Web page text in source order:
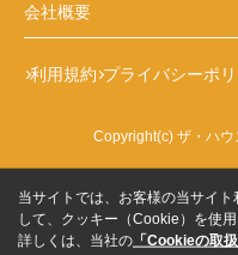
会社概要
利用規約 プライバシーポ
Copyright(c) ザ・ハ
当サイトでは、お客様の当サイ
して、クッキー（Cookie）を使用
詳しくは、当社の 「Cookieの取